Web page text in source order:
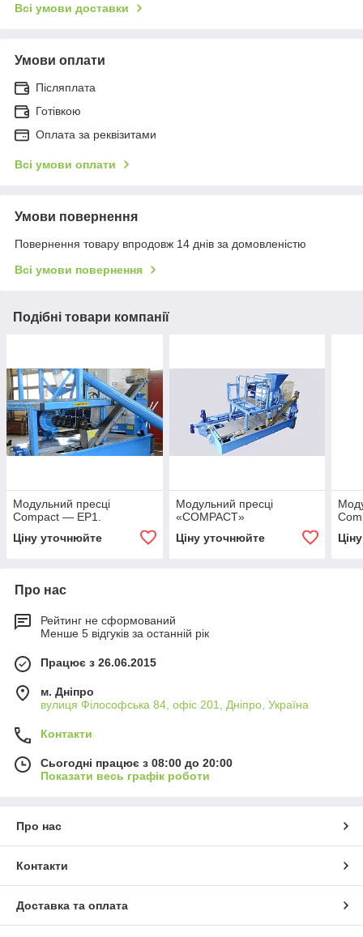
Всі умови доставки
Умови оплати
Післяплата
Готівкою
Оплата за реквізитами
Всі умови оплати
Умови повернення
Повернення товару впродовж 14 днів за домовленістю
Всі умови повернення
Подібні товари компанії
Модульний пресці
Compact — EP1.
Ціну уточнюйте
Модульний пресці
«COMPACT»
Ціну уточнюйте
Про нас
Рейтинг не сформований
Менше 5 відгуків за останній рік
Працює з 26.06.2015
м. Дніпро
вулиця Філософська 84, офіс 201, Дніпро, Україна
Контакти
Сьогодні працює з 08:00 до 20:00
Показати весь графік роботи
Про нас
Контакти
Доставка та оплата